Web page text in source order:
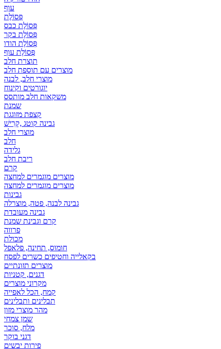
עוף
פְּסוֹלֶת
פְּסוֹלֶת כבס
פְּסוֹלֶת בקר
פְּסוֹלֶת הודו
פְּסוֹלֶת עוף
תוצרת חלב
מוצרים עם תוספת חלב
מוצרי חלב, לבנה
יוגורטים וקינוח
משקאות חלב מותסס
שמנת
קצפת מזוגגת
גבינה קוטג ,קָרִישׁ
מוצרי חלב
חלב
גלידה
ריבת חלב
קרם
מוצרים מוגמרים למחצה
מוצרים מוגמרים למחצה
גבינות
גבינה לבנה, פטה, מוצרלה
גבינה מעובדת
קרם וגבינת שמנת
פרווה
מכולת
חומוס, תחינה, פלאפל
בקאלייה וחטיפים כשרים לפסח
מוצרים תזונתיים
דגנים, קטניות
מקרוני מוצרים
קמח, הכל לאפייה
תבלינים ותבלינים
מהר מוצרי מזון
שמן צמחי
מלח, סוכר
דגני בוקר
פירות יבשים